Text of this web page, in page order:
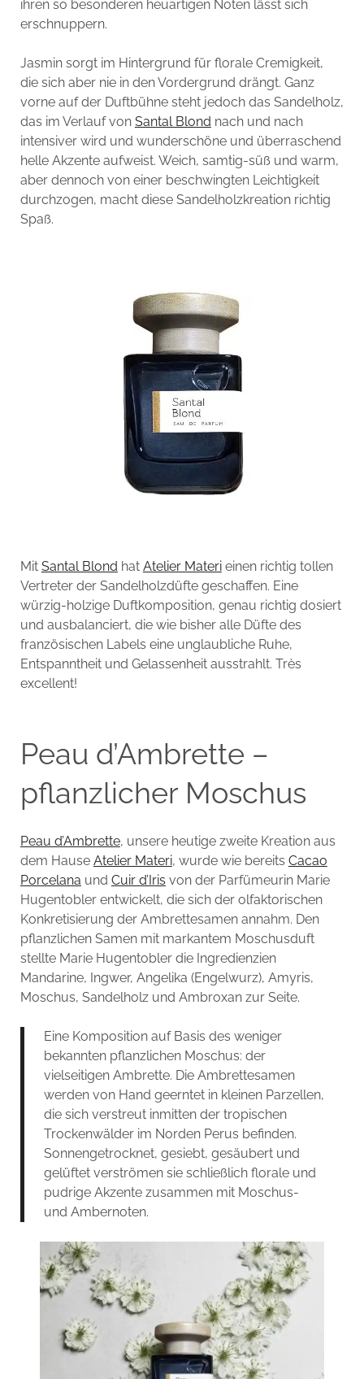
ihren so besonderen heuartigen Noten lässt sich
erschnuppern.
Jasmin sorgt im Hintergrund für florale Cremigkeit,
die sich aber nie in den Vordergrund drängt. Ganz
vorne auf der Duftbühne steht jedoch das Sandelholz,
das im Verlauf von Santal Blond nach und nach
intensiver wird und wunderschöne und überraschend
helle Akzente aufweist. Weich, samtig-süß und warm,
aber dennoch von einer beschwingten Leichtigkeit
durchzogen, macht diese Sandelholzkreation richtig
Spaß.
Mit Santal Blond hat Atelier Materieinen richtig tollen
Vertreter der Sandelholzdüfte geschaffen. Eine
würzig-holzige Duftkomposition, genau richtig dosiert
und ausbalanciert, die wie bisher alle Düfte des
französischen Labels eine unglaubliche Ruhe,
Entspanntheit und Gelassenheit ausstrahlt. Très
excellent!
Peau d’Ambrette –
pflanzlicher Moschus
Peau d’Ambrette, unsere heutige zweite Kreation aus
dem Hause Atelier Materi, wurde wie bereits Cacao
Porcelana und Cuir d’Iris von der Parfümeurin Marie
Hugentobler entwickelt, die sich der olfaktorischen
Konkretisierung der Ambrettesamen annahm. Den
pflanzlichen Samen mit markantem Moschusduft
stellte Marie Hugentobler die Ingredienzien
Mandarine, Ingwer, Angelika (Engelwurz), Amyris,
Moschus, Sandelholz und Ambroxan zur Seite.
Eine Komposition auf Basis des weniger
bekannten pflanzlichen Moschus: der
vielseitigen Ambrette. Die Ambrettesamen
werden von Hand geerntet in kleinen Parzellen,
die sich verstreut inmitten der tropischen
Trockenwälder im Norden Perus befinden.
Sonnengetrocknet, gesiebt, gesäubert und
gelüftet verströmen sie schließlich florale und
pudrige Akzente zusammen mit Moschus-
und Ambernoten.